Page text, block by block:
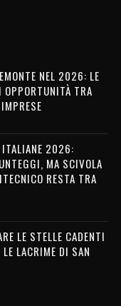
NEL 2026: LE
OPPORTUNITÀ TRA
2026:
MA SCIVOLA
RESTA TRA
LE STELLE CADENTI
LACRIME DI SAN